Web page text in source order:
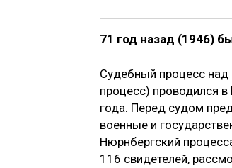
71 год назад (1946)
Судебный процесс над
процесс) проводился
года. Перед судом
военные и
Нюрнбергский
116 свидетелей,